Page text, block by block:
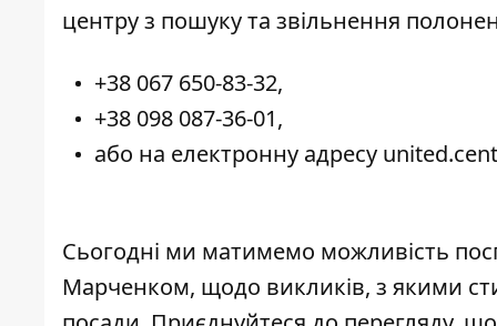
центру з пошуку та звільнення
+38 067 650-83-32,
+38 098 087-36-01,
або на електронну адресу
Сьогодні ми матимемо можливість
Марченком, щодо викликів, з якими